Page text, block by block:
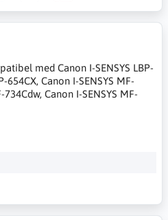
med Canon I-SENSYS LBP-
654CX, Canon I-SENSYS MF-
Canon I-SENSYS MF-